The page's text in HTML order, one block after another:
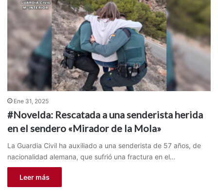
Ene 31, 2025
#Novelda: Rescatada a una senderista herida
en el sendero «Mirador de la Mola»
La Guardia Civil ha auxiliado a una senderista de 57 años, de
nacionalidad alemana, que sufrió una fractura en el…
Leer más